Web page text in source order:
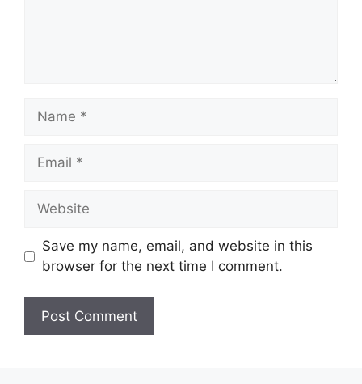
Name
Email
Website
Save my name, email, and website in this
browser for the next time I comment.